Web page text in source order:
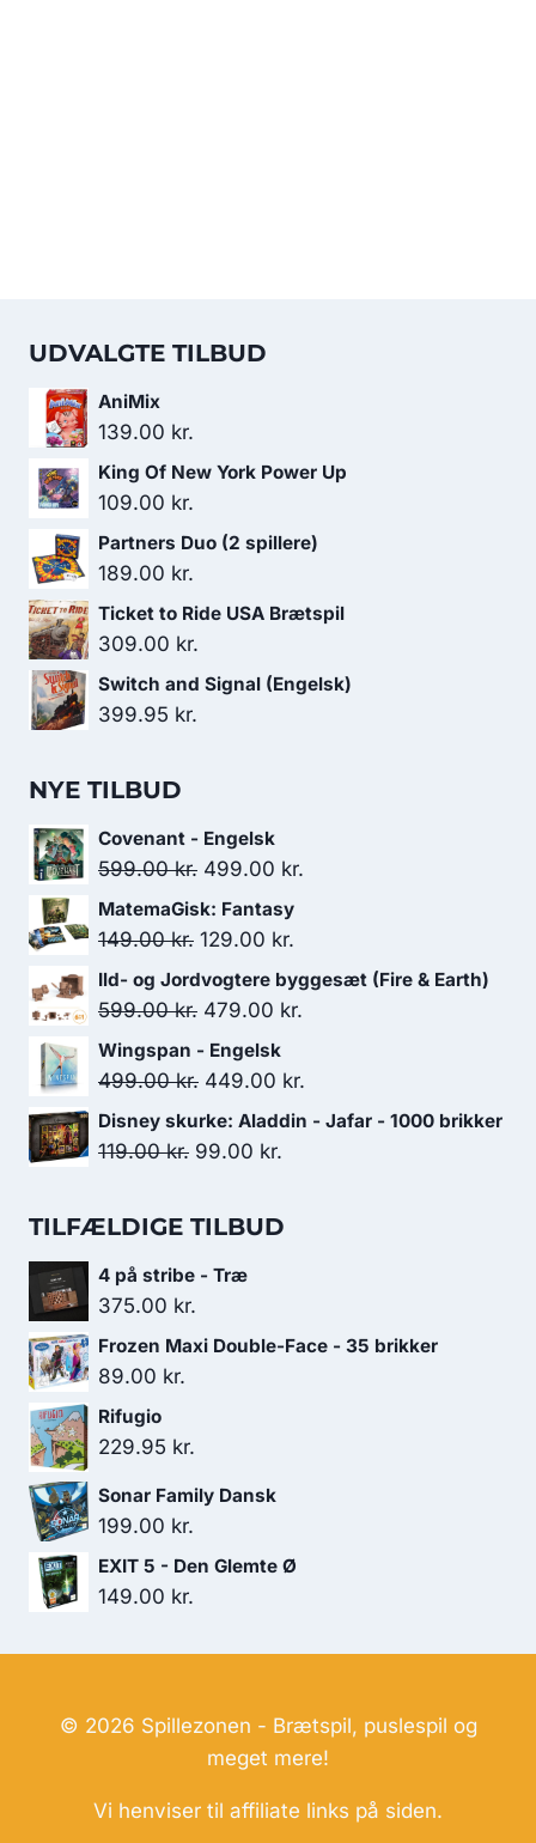
UDVALGTE TILBUD
AniMix
139.00 kr.
King Of New York Power Up
109.00 kr.
Partners Duo (2 spillere)
189.00 kr.
Ticket to Ride USA Brætspil
309.00 kr.
Switch and Signal (Engelsk)
399.95 kr.
NYE TILBUD
Covenant - Engelsk
599.00kr. Den
oprindelige
pris
599.00 kr..
499.00 kr.
499.00 kr..
MatemaGisk: Fantasy
149.00kr. Den
oprindelige
pris
149.00 kr..
129.00 kr.
aktuelle
pris
Ild- og Jordvogtere byggesæt (Fire & Earth)
599.00kr. Den
oprindelige
pris
599.00 kr..
479.00 kr.
Wingspan - Engelsk
499.00kr. Den
oprindelige
pris
449.00 kr.
aktuelle
Disney skurke: Aladdin - Jafar - 1000 brikker
119.00kr. Den
pris
119.00 kr..
99.00 kr.
pris
TILFÆLDIGE TILBUD
4 på stribe - Træ
375.00 kr.
Frozen Maxi Double-Face - 35 brikker
89.00 kr.
Rifugio
229.95 kr.
Sonar Family Dansk
199.00 kr.
EXIT 5 - Den Glemte Ø
149.00 kr.
© 2026 Spillezonen - Brætspil, puslespil og
meget mere!
Vi henviser til affiliate links på siden.